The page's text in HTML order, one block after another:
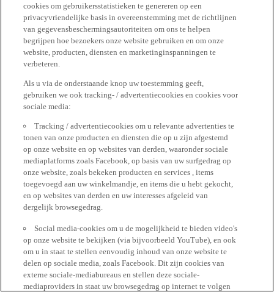
cookies om gebruikersstatistieken te genereren op een
privacyvriendelijke basis in overeenstemming met de richtlijnen
van gegevensbeschermingsautoriteiten om ons te helpen
begrijpen hoe bezoekers onze website gebruiken en om onze
website, producten, diensten en marketinginspanningen te
verbeteren.
Als u via de onderstaande knop uw toestemming geeft,
gebruiken we ook tracking- / advertentiecookies en cookies voor
sociale media:
Tracking / advertentiecookies om u relevante advertenties te
tonen van onze producten en diensten die op u zijn afgestemd
op onze website en op websites van derden, waaronder sociale
mediaplatforms zoals Facebook, op basis van uw surfgedrag op
onze website, zoals bekeken producten en services , items
toegevoegd aan uw winkelmandje, en items die u hebt gekocht,
en op websites van derden en uw interesses afgeleid van
dergelijk browsegedrag.
Social media-cookies om u de mogelijkheid te bieden video's
op onze website te bekijken (via bijvoorbeeld YouTube), en ook
om u in staat te stellen eenvoudig inhoud van onze website te
delen op sociale media, zoals Facebook. Dit zijn cookies van
externe sociale-mediabureaus en stellen deze sociale-
mediaproviders in staat uw browsegedrag op internet te volgen